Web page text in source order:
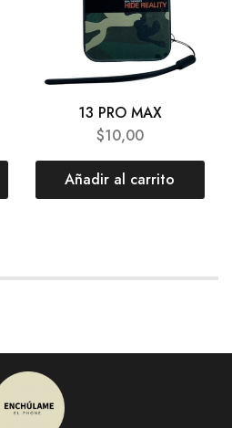
13 PRO MAX
$10,00
Añadir al carrito